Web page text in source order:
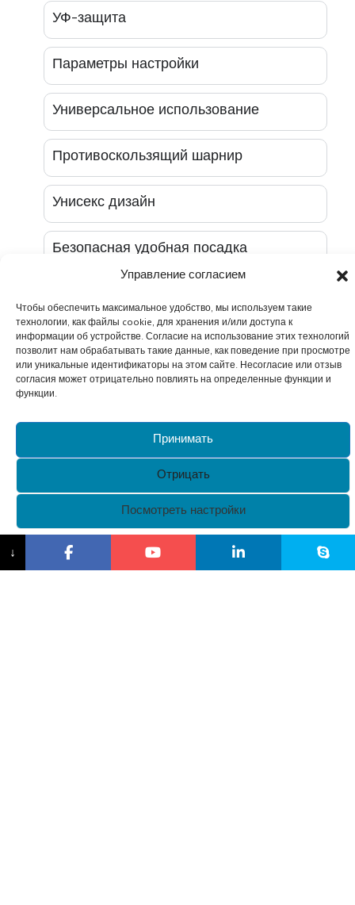
Управление согласием
Чтобы обеспечить максимальное удобство, мы используем такие
технологии, как файлы cookie, для хранения и/или доступа к
информации об устройстве. Согласие на использование этих технологий
позволит нам обрабатывать такие данные, как поведение при просмотре
или уникальные идентификаторы на этом сайте. Несогласие или отзыв
согласия может отрицательно повлиять на определенные функции и
функции.
Принимать
Отрицать
Посмотреть настройки
{заголовок}
УФ-защита
Параметры настройки
Универсальное использование
Противоскользящий шарнир
Унисекс дизайн
Безопасная удобная посадка
↓